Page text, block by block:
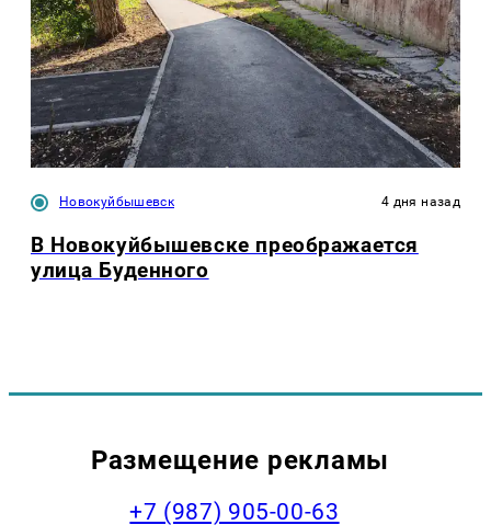
Новокуйбышевск 4 дня назад
В Новокуйбышевске преображается
улица Буденного
Размещение рекламы
+7 (987) 905-00-63